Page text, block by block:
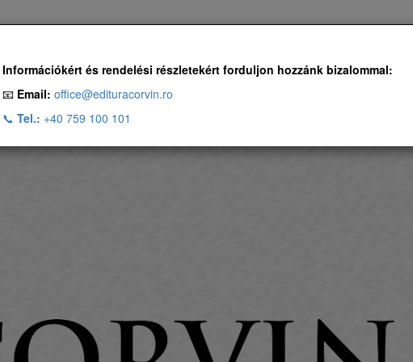
Információkért és rendelési részletekért forduljon hozzánk bizalommal:
📧 Email: office@edituracorvin.ro
📞 Tel.: +40 759 100 101